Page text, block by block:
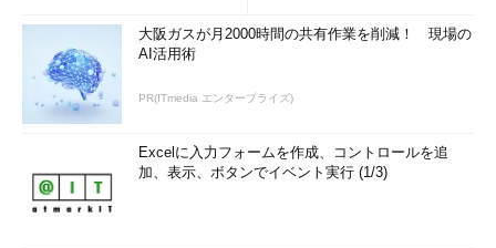
大阪ガスが月2000時間の共有作業を削減！ 現場の
AI活用術
PR(ITmedia エンタープライズ)
Excelに入力フォームを作成、コントロールを追
加、表示、ボタンでイベント実行 (1/3)